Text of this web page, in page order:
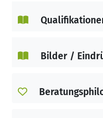
Sie suchen eine
Bilder /